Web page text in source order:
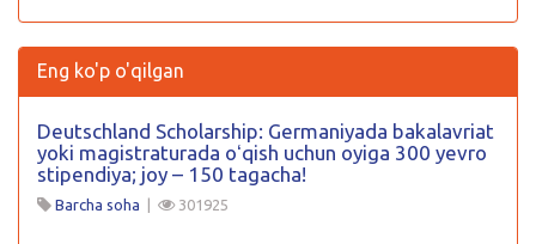
Eng ko'p o'qilgan
Deutschland Scholarship: Germaniyada bakalavriat
yoki magistraturada oʻqish uchun oyiga 300 yevro
stipendiya; joy – 150 tagacha!
Barcha soha | 301925